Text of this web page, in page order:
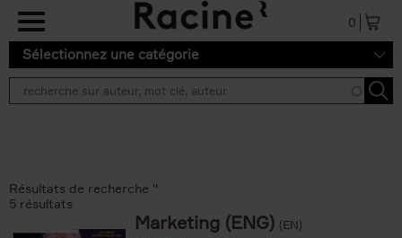
Aller au contenu principal
0
Sélectionnez une catégorie
Résultats de recherche ''
5 résultats
Marketing (ENG) (EN)